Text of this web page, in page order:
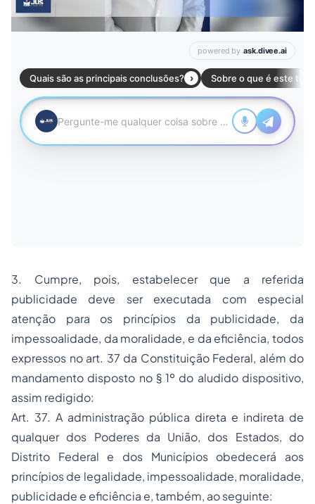
3. Cumpre, pois, estabelecer que a referida
publicidade deve ser executada com especial
atenção para os princípios da publicidade, da
impessoalidade, da moralidade, e da eficiência, todos
expressos no art. 37 da Constituição Federal, além do
mandamento disposto no § 1º do aludido dispositivo,
assim redigido:
Art. 37. A administração pública direta e indireta de
qualquer dos Poderes da União, dos Estados, do
Distrito Federal e dos Municípios obedecerá aos
princípios de legalidade, impessoalidade, moralidade,
publicidade e eficiência e, também, ao seguinte: